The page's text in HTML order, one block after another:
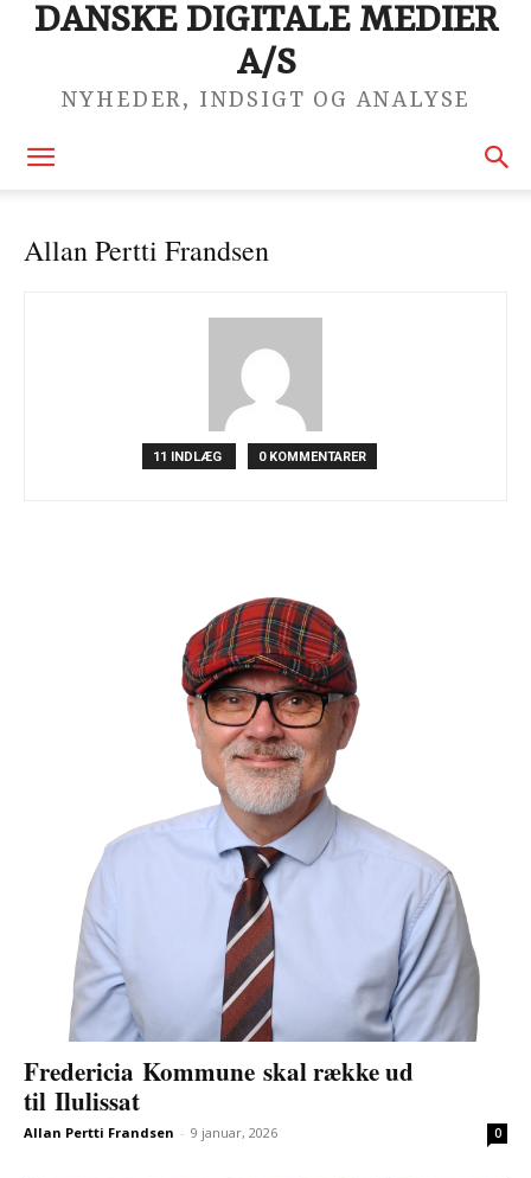
DANSKE DIGITALE MEDIER
A/S
NYHEDER, INDSIGT OG ANALYSE
Allan Pertti Frandsen
11 INDLÆG 0 KOMMENTARER
Fredericia Kommune skal række ud
til Ilulissat
Allan Pertti Frandsen - 9 januar, 2026 0